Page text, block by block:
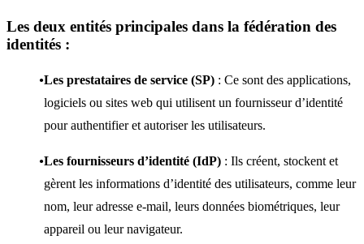
Les deux entités principales dans la fédération des
identités :
Les prestataires de service (SP) : Ce sont des applications,
logiciels ou sites web qui utilisent un fournisseur d’identité
pour authentifier et autoriser les utilisateurs.
Les fournisseurs d’identité (IdP) : Ils créent, stockent et
gèrent les informations d’identité des utilisateurs, comme leur
nom, leur adresse e-mail, leurs données biométriques, leur
appareil ou leur navigateur.